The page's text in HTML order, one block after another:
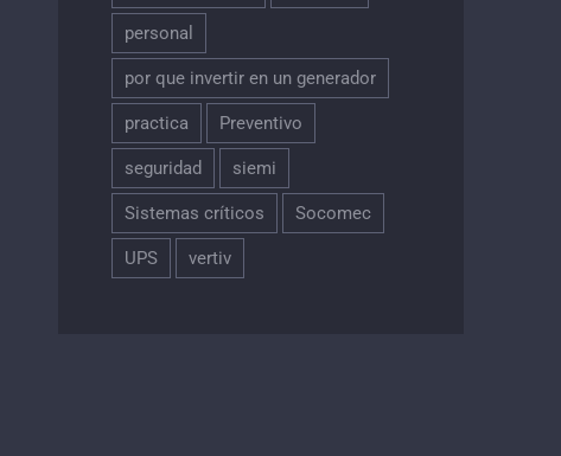
personal
por que invertir en un generador
practica Preventivo
seguridad siemi
Sistemas críticos Socomec
UPS vertiv